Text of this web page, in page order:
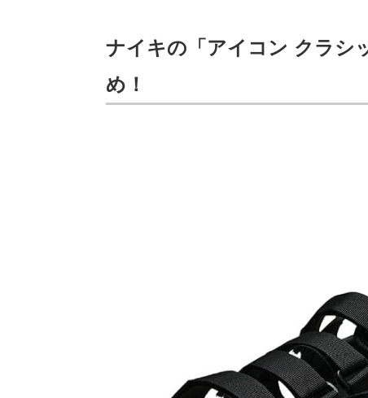
ナイキの「アイコン クラシ
め！